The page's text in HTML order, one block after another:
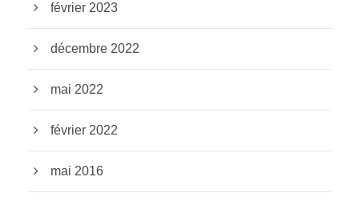
février 2023
décembre 2022
mai 2022
février 2022
mai 2016